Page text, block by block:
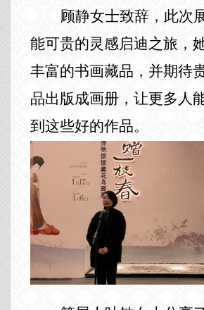
顾静女士致辞，此次
能可贵的灵感启迪之旅，
丰富的书画藏品，并期待
品出版成画册，让更多人
到这些好的作品。